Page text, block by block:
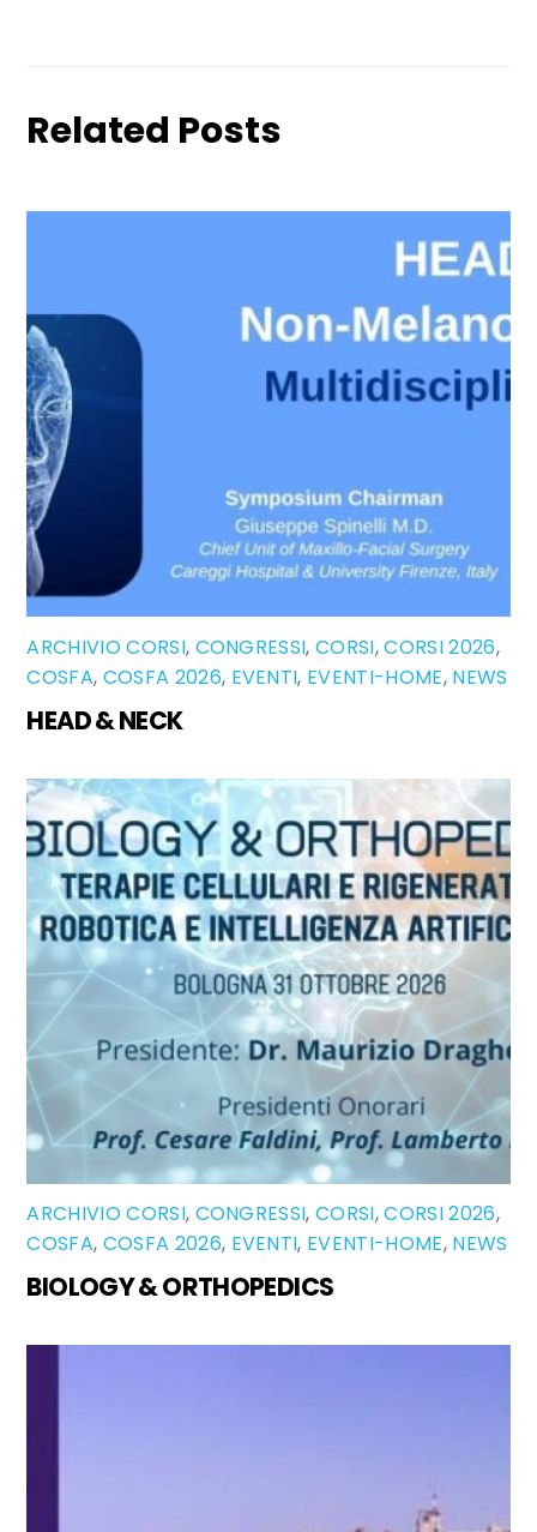
Related Posts
ARCHIVIO CORSI, CONGRESSI,CORSI,CORSI 2026,
COSFA, COSFA 2026, EVENTI, EVENTI-HOME, NEWS
HEAD & NECK
ARCHIVIO CORSI, CONGRESSI,CORSI,CORSI 2026,
COSFA, COSFA 2026, EVENTI, EVENTI-HOME, NEWS
BIOLOGY & ORTHOPEDICS